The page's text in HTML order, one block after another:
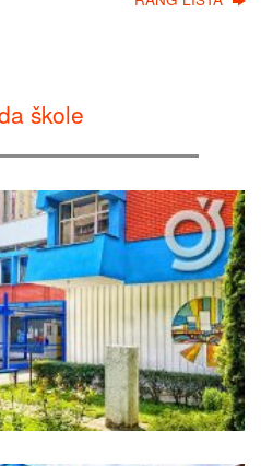
škole